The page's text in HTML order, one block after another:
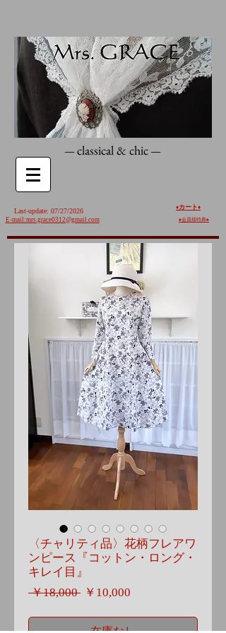
—classical & chic—
Last-update: 07/27/2026
E-mail:mrs.grace0312@gmail.com
♦️カート ♦️
♠︎会員様特典♠︎
〈チャリティ品〉花柄フレアワ
ンピース『コットン・ロング・
キレイ目』
￥18,000 通
価
￥10,000
ル